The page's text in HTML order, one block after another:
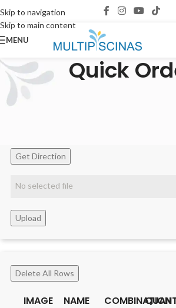
Skip to navigation
Skip to main content
MENU
Quick
Upload your order
Get Direction
No selected file
Upload
Delete All Rows
IMAGE NAME COMBINATION